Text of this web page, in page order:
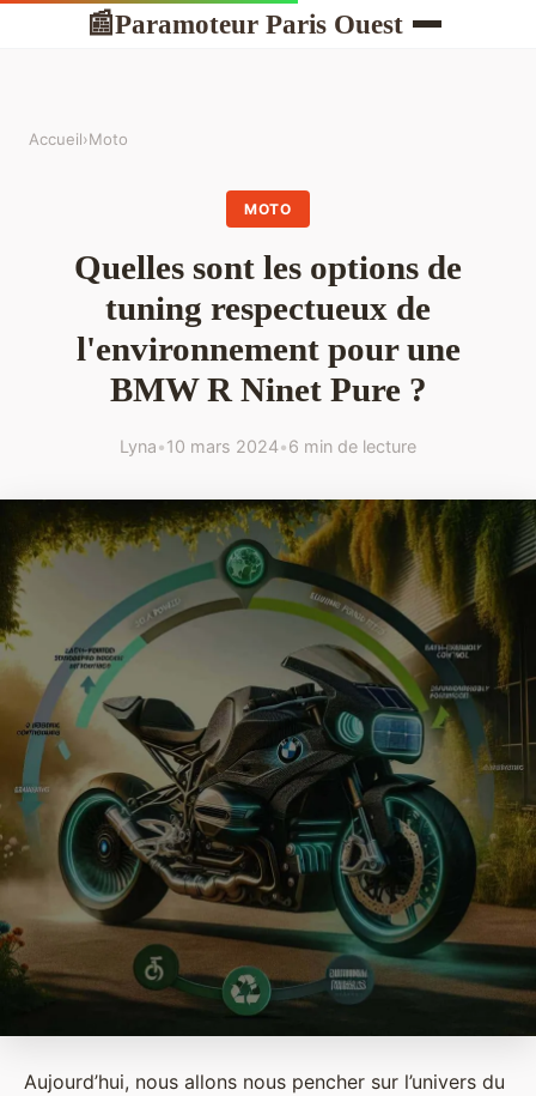
📰Paramoteur Paris Ouest
Accueil›Moto
MOTO
Quelles sont les options de
tuning respectueux de
l'environnement pour une
BMW R Ninet Pure ?
Lyna•10 mars 2024•6 min de lecture
Aujourd’hui, nous allons nous pencher sur l’univers du